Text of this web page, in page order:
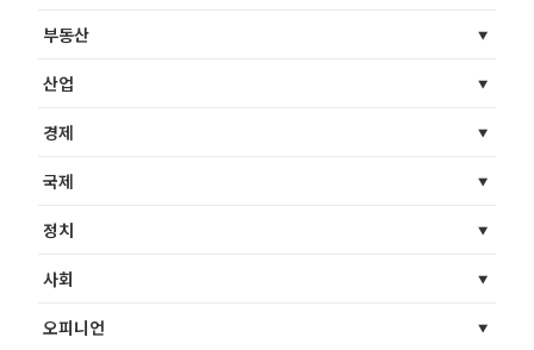
부동산
산업
경제
국제
정치
사회
오피니언